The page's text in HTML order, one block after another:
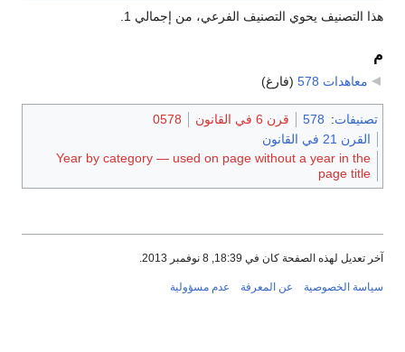
هذا التصنيف يحوي التصنيف الفرعي، من إجمالي 1.
م
معاهدات 578 (فارغ)
تصنيفات:
578 قرن 6 في القانون
0578
القرن 21 في القانون
Year by category — used on page without a year in the
page title
آخر تعديل لهذه الصفحة كان في 18:39, 8 نوفمبر 2013.
سياسة الخصوصية عن المعرفة عدم مسؤولية